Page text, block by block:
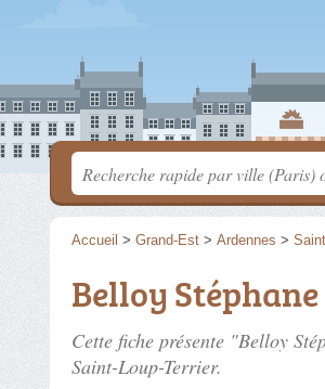
Accueil > Grand-Est > Ardennes >
Belloy Stéphane
Cette fiche présente "Belloy
Saint-Loup-Terrier.